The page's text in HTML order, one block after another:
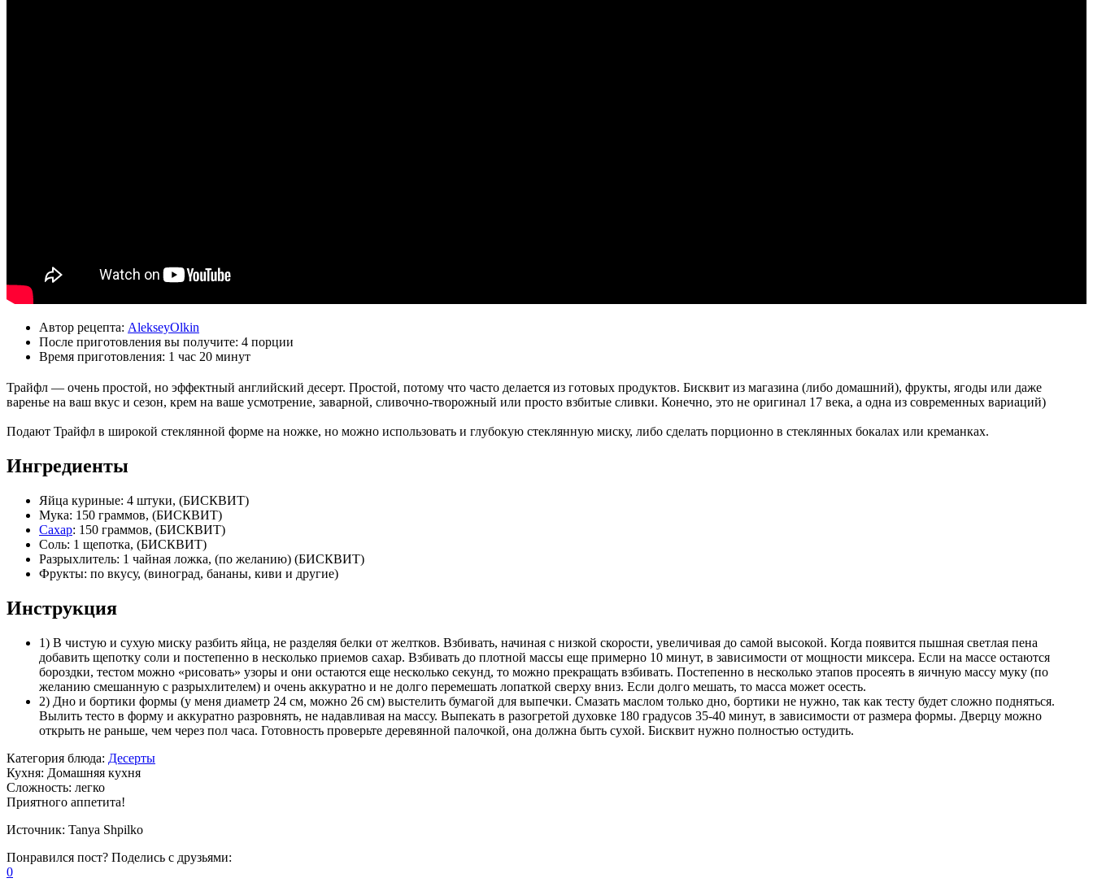
Автор рецепта: AlekseyOlkin
После приготовления вы получите: 4 порции
Время приготовления: 1 час 20 минут
Трайфл — очень простой, но эффектный английский десерт. Простой, потому что часто делается из готовых продуктов. Бисквит из магазина (либо домашний), фрукты, ягоды или даже
варенье на ваш вкус и сезон, крем на ваше усмотрение, заварной, сливочно-творожный или просто взбитые сливки. Конечно, это не оригинал 17 века, а одна из современных вариаций)
Подают Трайфл в широкой стеклянной форме на ножке, но можно использовать и глубокую стеклянную миску, либо сделать порционно в стеклянных бокалах или креманках.
Ингредиенты
Яйца куриные: 4 штуки, (БИСКВИТ)
Мука: 150 граммов, (БИСКВИТ)
Сахар: 150 граммов, (БИСКВИТ)
Соль: 1 щепотка, (БИСКВИТ)
Разрыхлитель: 1 чайная ложка, (по желанию) (БИСКВИТ)
Фрукты: по вкусу, (виноград, бананы, киви и другие)
Инструкция
1) В чистую и сухую миску разбить яйца, не разделяя белки от желтков. Взбивать, начиная с низкой скорости, увеличивая до самой высокой. Когда появится пышная светлая пена
добавить щепотку соли и постепенно в несколько приемов сахар. Взбивать до плотной массы еще примерно 10 минут, в зависимости от мощности миксера. Если на массе остаются
бороздки, тестом можно «рисовать» узоры и они остаются еще несколько секунд, то можно прекращать взбивать. Постепенно в несколько этапов просеять в яичную массу муку (по
желанию смешанную с разрыхлителем) и очень аккуратно и не долго перемешать лопаткой сверху вниз. Если долго мешать, то масса может осесть.
2) Дно и бортики формы (у меня диаметр 24 см, можно 26 см) выстелить бумагой для выпечки. Смазать маслом только дно, бортики не нужно, так как тесту будет сложно подняться.
Вылить тесто в форму и аккуратно разровнять, не надавливая на массу. Выпекать в разогретой духовке 180 градусов 35-40 минут, в зависимости от размера формы. Дверцу можно
открыть не раньше, чем через пол часа. Готовность проверьте деревянной палочкой, она должна быть сухой. Бисквит нужно полностью остудить.
Категория блюда: Десерты
Кухня: Домашняя кухня
Сложность: легко
Приятного аппетита!
Источник: Tanya Shpilko
Понравился пост? Поделись с друзьями:
0